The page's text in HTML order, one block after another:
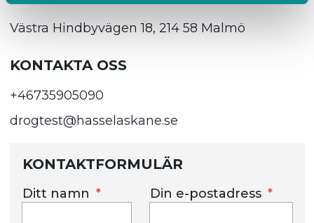
Västra Hindbyvägen 18, 214 58 Malmö
KONTAKTA OSS
+46735905090
drogtest@hasselaskane.se
KONTAKTFORMULÄR
Ditt namn Din e-postadress